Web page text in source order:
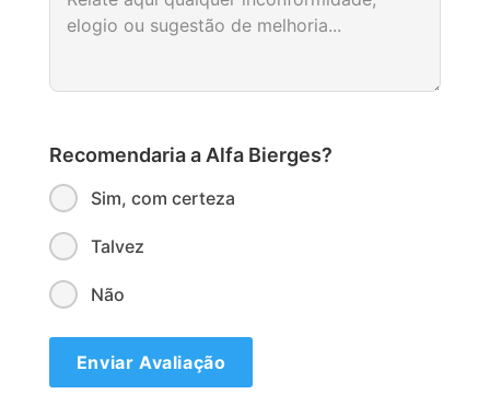
Recomendaria a Alfa Bierges?
Sim, com certeza
Talvez
Não